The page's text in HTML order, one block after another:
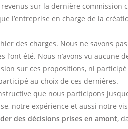
sur la dernière commission
l’entreprise en charge de la
des charges. Nous ne savons
l’ont été. Nous n’avons vu aucune
sur ces propositions, ni
au choix de ces dernières.
que nous participons
notre expérience et aussi notre
des décisions prises en amont,